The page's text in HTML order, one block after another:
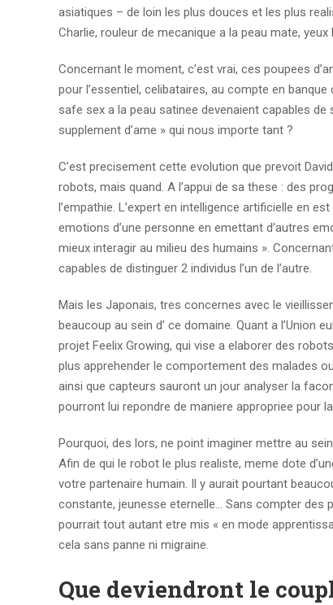
asiatiques – de loin les plus douces et les plus
Charlie, rouleur de mecanique a la peau mate,
Concernant le moment, c’est vrai, ces poupees
pour l’essentiel, celibataires, au compte en
safe sex a la peau satinee devenaient capables de
supplement d’ame » qui nous importe tant ?
C’est precisement cette evolution que prevoit
robots, mais quand. A l’appui de sa these : des
l’empathie. L’expert en intelligence artificielle en
emotions d’une personne en emettant d’autres
mieux interagir au milieu des humains ».
capables de distinguer 2 individus l’un de l’autre.
Mais les Japonais, tres concernes avec le
beaucoup au sein d’ ce domaine. Quant a l’Union
projet Feelix Growing, qui vise a elaborer des
plus apprehender le comportement des malades
ainsi que capteurs sauront un jour analyser la
pourront lui repondre de maniere appropriee pour
Pourquoi, des lors, ne point imaginer mettre au
Afin de qui le robot le plus realiste, meme dote
votre partenaire humain. Il y aurait pourtant
constante, jeunesse eternelle… Sans compter des
pourrait tout autant etre mis « en mode
cela sans panne ni migraine.
Que deviendront le